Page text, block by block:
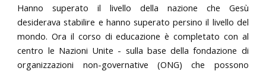
Hanno superato il livello della nazione che Gesù
desiderava stabilire e hanno superato persino il livello del
mondo. Ora il corso di educazione è completato con al
centro le Nazioni Unite - sulla base della fondazione di
organizzazioni non-governative (ONG) che possono